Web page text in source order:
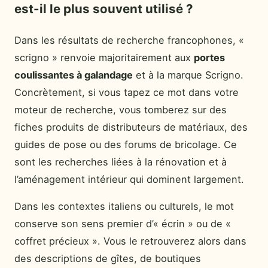
est-il le plus souvent utilisé ?
Dans les résultats de recherche francophones, «
scrigno » renvoie majoritairement aux portes
coulissantes à galandage et à la marque Scrigno.
Concrètement, si vous tapez ce mot dans votre
moteur de recherche, vous tomberez sur des
fiches produits de distributeurs de matériaux, des
guides de pose ou des forums de bricolage. Ce
sont les recherches liées à la rénovation et à
l’aménagement intérieur qui dominent largement.
Dans les contextes italiens ou culturels, le mot
conserve son sens premier d’« écrin » ou de «
coffret précieux ». Vous le retrouverez alors dans
des descriptions de gîtes, de boutiques